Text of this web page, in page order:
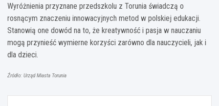
Wyróżnienia przyznane przedszkolu z Torunia świadczą o
rosnącym znaczeniu innowacyjnych metod w polskiej edukacji.
Stanowią one dowód na to, że kreatywność i pasja w nauczaniu
mogą przynieść wymierne korzyści zarówno dla nauczycieli, jak i
dla dzieci.
Źródło: Urząd Miasta Torunia